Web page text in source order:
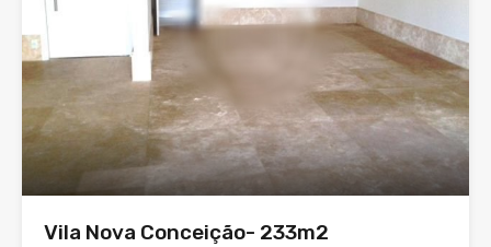
Vila Nova Conceição- 233m2